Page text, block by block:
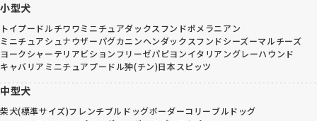
小型犬
トイプードルチワワミニチュアダックスフンドポメラニアン
ミニチュアシュナウザーパグカニンヘンダックスフンドシーズーマルチーズ
ヨークシャーテリアビションフリーゼパピヨンイタリアングレーハウンド
キャバリア ミニチュアプードル狆(チン)日本スピッツ
中型犬
柴犬(標準サイズ)フレンチブルドッグボーダーコリーブルドッグ